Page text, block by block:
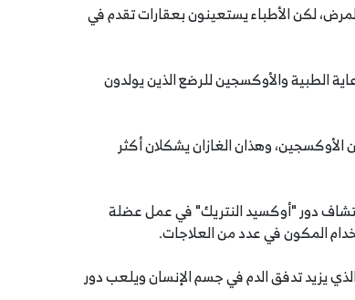
لكن الأطباء يستعينون بعقارات تقدم في
الطبية والأوكسجين للرضع الذين يولدون
الأوكسجين، وهذان الغازان يشكلان أكثر
اكتشاف دور "أوكسيد النتريك" في عمل عضلة
المكون في عدد من العلاجات.
يزيد تدفق الدم في جسم الإنسان ويلعب دور